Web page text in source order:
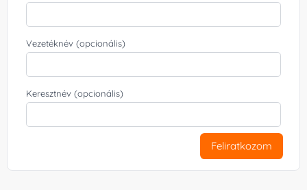
Vezetéknév (opcionális)
Keresztnév (opcionális)
Feliratkozom